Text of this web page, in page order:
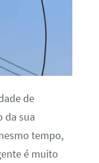
de
da sua
tempo,
é muito